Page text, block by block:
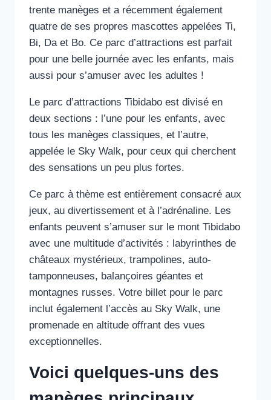
trente manèges et a récemment également
quatre de ses propres mascottes appelées Ti,
Bi, Da et Bo. Ce parc d’attractions est parfait
pour une belle journée avec les enfants, mais
aussi pour s’amuser avec les adultes !
Le parc d’attractions Tibidabo est divisé en
deux sections : l’une pour les enfants, avec
tous les manèges classiques, et l’autre,
appelée le Sky Walk, pour ceux qui cherchent
des sensations un peu plus fortes.
Ce parc à thème est entièrement consacré aux
jeux, au divertissement et à l’adrénaline. Les
enfants peuvent s’amuser sur le mont Tibidabo
avec une multitude d’activités : labyrinthes de
châteaux mystérieux, trampolines, auto-
tamponneuses, balançoires géantes et
montagnes russes. Votre billet pour le parc
inclut également l’accès au Sky Walk, une
promenade en altitude offrant des vues
exceptionnelles.
Voici quelques-uns des